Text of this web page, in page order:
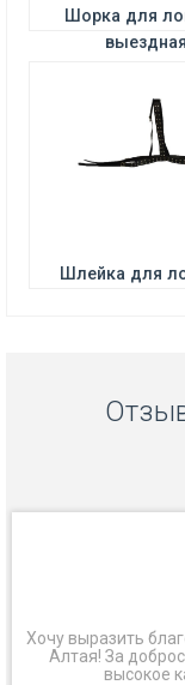
Шорка для
выездная
Шлейка для
Хочу выразить
Алтая! За
высокое